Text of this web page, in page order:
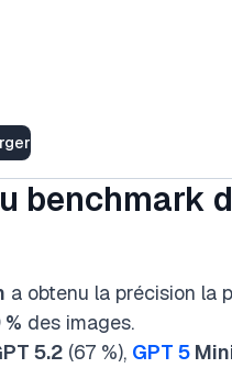
benchmark
a obtenu la précision la
des images.
5.2 (67 %), GPT 5